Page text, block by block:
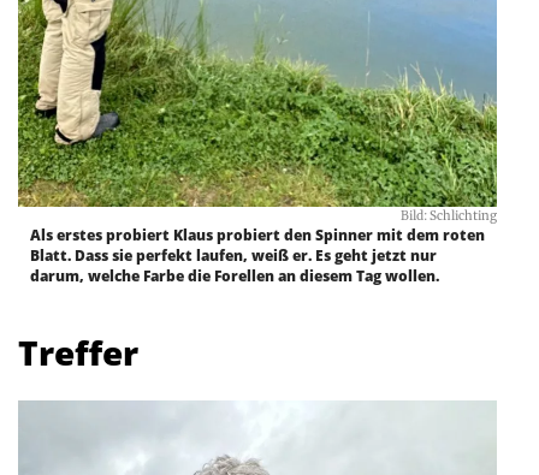
Bild: Schlichting
Als erstes probiert Klaus probiert den Spinner mit dem roten
Blatt. Dass sie perfekt laufen, weiß er. Es geht jetzt nur
darum, welche Farbe die Forellen an diesem Tag wollen.
Treffer